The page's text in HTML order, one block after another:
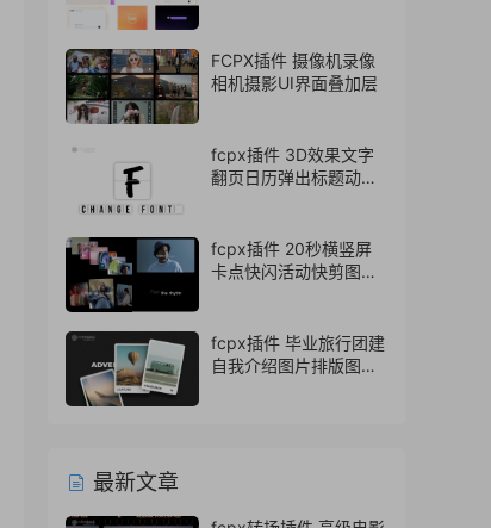
FCPX插件 摄像机录像
相机摄影UI界面叠加层
fcpx插件 3D效果文字
翻页日历弹出标题动画
fcpx插件 20秒横竖屏
卡点快闪活动快剪图文
fcpx插件 毕业旅行团建
自我介绍图片排版图文
最新文章